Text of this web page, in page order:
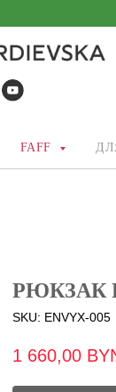
FAFF
РЮКЗАК
SKU: ENVYX-005
1 660,00